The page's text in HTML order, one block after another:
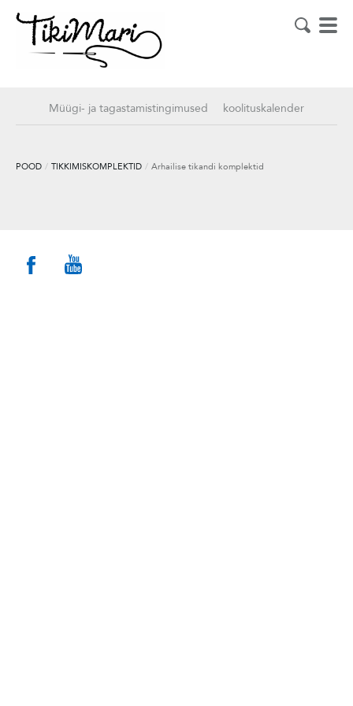
Müügi- ja tagastamistingimused koolituskalender
POOD / TIKKIMISKOMPLEKTID / Arhailise tikandi komplektid